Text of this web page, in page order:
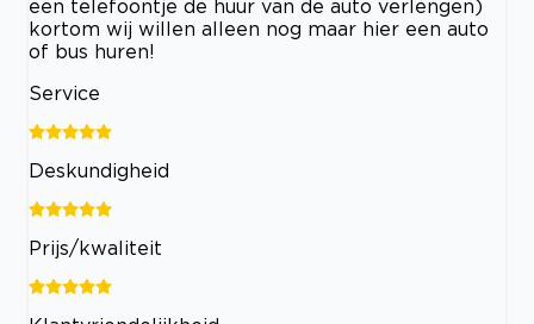
een telefoontje de huur van de auto verlengen)
kortom wij willen alleen nog maar hier een auto
of bus huren!
Service
Deskundigheid
Prijs/kwaliteit